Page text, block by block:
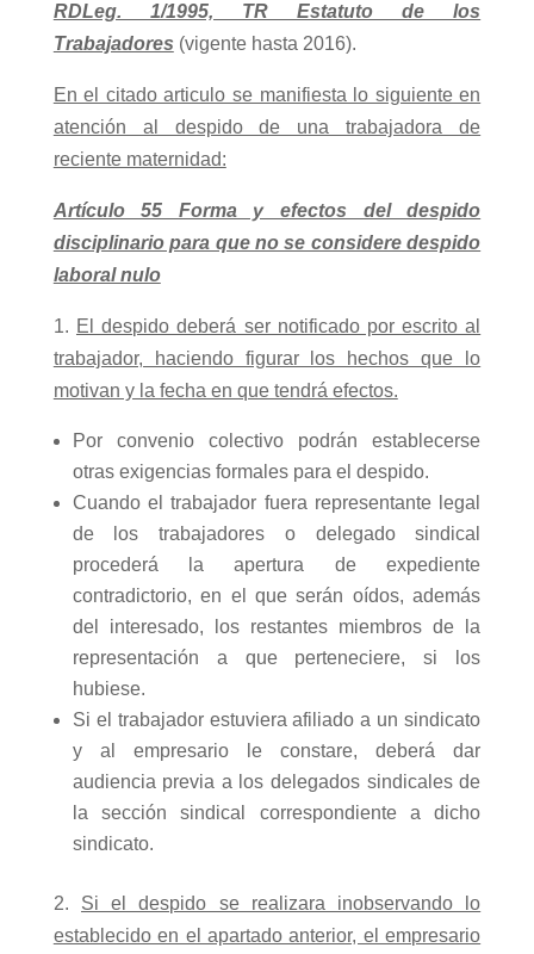
RDLeg. 1/1995, TR Estatuto de los
Trabajadores (vigente hasta 2016).
En el citado articulo se manifiesta lo siguiente en
atención al despido de una trabajadora de
reciente maternidad:
Artículo 55 Forma y efectos del despido
disciplinario para que no se considere despido
laboral nulo
1. El despido deberá ser notificado por escrito al
trabajador, haciendo figurar los hechos que lo
motivan y la fecha en que tendrá efectos.
Por convenio colectivo podrán establecerse
otras exigencias formales para el despido.
Cuando el trabajador fuera representante legal
de los trabajadores o delegado sindical
procederá la apertura de expediente
contradictorio, en el que serán oídos, además
del interesado, los restantes miembros de la
representación a que perteneciere, si los
hubiese.
Si el trabajador estuviera afiliado a un sindicato
y al empresario le constare, deberá dar
audiencia previa a los delegados sindicales de
la sección sindical correspondiente a dicho
sindicato.
2. Si el despido se realizara inobservando lo
establecido en el apartado anterior, el empresario